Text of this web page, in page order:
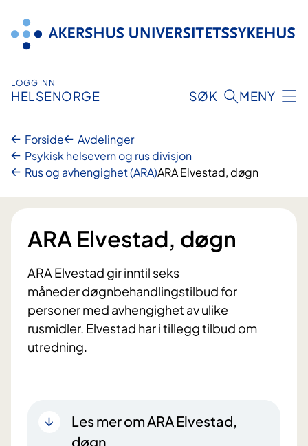
innhold
LOGG INN
HELSENORGE SØK MENY
Forside
Avdelinger
Psykisk helsevern og rus divisjon
Rus og avhengighet (ARA)ARA Elvestad, døgn
ARA Elvestad, døgn
ARA Elvestad gir inntil seks
måneder døgnbehandlingstilbud for
personer med avhengighet av ulike
rusmidler. Elvestad har i tillegg tilbud om
utredning.
Les mer om ARA Elvestad,
døgn